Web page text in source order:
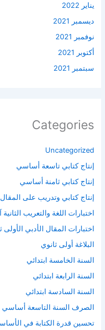
يناير 2022
ديسمبر 2021
نوفمبر 2021
أكتوبر 2021
سبتمبر 2021
Categories
Uncategorized
إنتاج كتابي تاسعة أساسي
إنتاج كتابي ثامنة أساسي
إنتاج كتابي وتدريب على
اختبارات اللغة والتعريب الثانية
اختبارات المقال الأدبي الأولى
البلاغة أولى ثانوي
السنة الخامسة ابتدائي
السنة الرابعة ابتدائي
السنة السادسة ابتدائي
الصرف السنة التاسعة أساسي
تحسين قدرة الكتابة في